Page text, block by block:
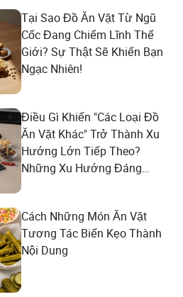
Tại Sao Đồ Ăn Vặt Từ Ngũ
Cốc Đang Chiếm Lĩnh Thế
Giới? Sự Thật Sẽ Khiến Bạn
Ngạc Nhiên!
Điều Gì Khiến "Các Loại Đồ
Ăn Vặt Khác" Trở Thành Xu
Hướng Lớn Tiếp Theo?
Những Xu Hướng Đáng
Biết!
Cách Những Món Ăn Vặt
Tương Tác Biến Kẹo Thành
Nội Dung